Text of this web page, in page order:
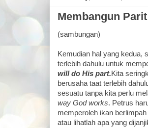
Membangun
(sambungan)
Kemudian hal yang kedua,
terlebih dahulu untuk
will do His part.Kita
berusaha taat terlebih
sesuatu tanpa kita perlu
way God works. Petrus
memperoleh ikan
atau lihatlah apa yang